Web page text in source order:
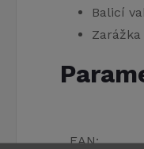
Balicí
EAN: